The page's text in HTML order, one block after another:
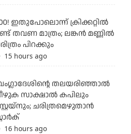
ഇതുപോലൊന്ന് ക്രിക്കറ്റില്‍
തവണ മാത്രം; ലങ്കന്‍ മണ്ണില്‍
പിറക്കും
15 hours ago
തലയരിഞ്ഞാല്‍
സാക്ഷാല്‍ കപിലും
ചരിത്രമെഴുതാന്‍
16 hours ago